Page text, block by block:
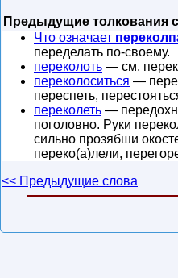
Предыдущие толкования
Что означает
переделать по-своему.
переколоть — см.
переколоситься —
переспеть,
переколеть —
поголовно. Руки
сильно прозябши
переко(а)лели,
<< Предыдущие слова